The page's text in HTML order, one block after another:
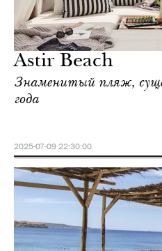
Astir Beach
Знаменитый пляж,
года
2025-07-09 22:30:00